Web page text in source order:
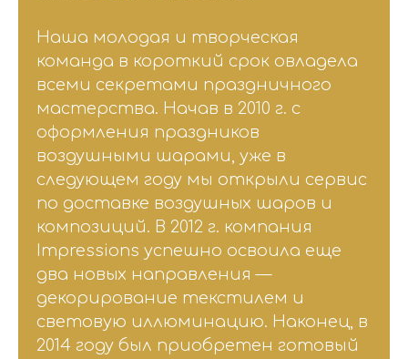
Наша молодая и творческая
команда в короткий срок овладела
всеми секретами праздничного
мастерства. Начав в 2010 г. с
оформления праздников
воздушными шарами, уже в
следующем году мы открыли сервис
по доставке воздушных шаров и
композиций. В 2012 г. компания
Impressions успешно освоила еще
два новых направления —
декорирование текстилем и
световую иллюминацию. Наконец, в
2014 году был приобретен готовый